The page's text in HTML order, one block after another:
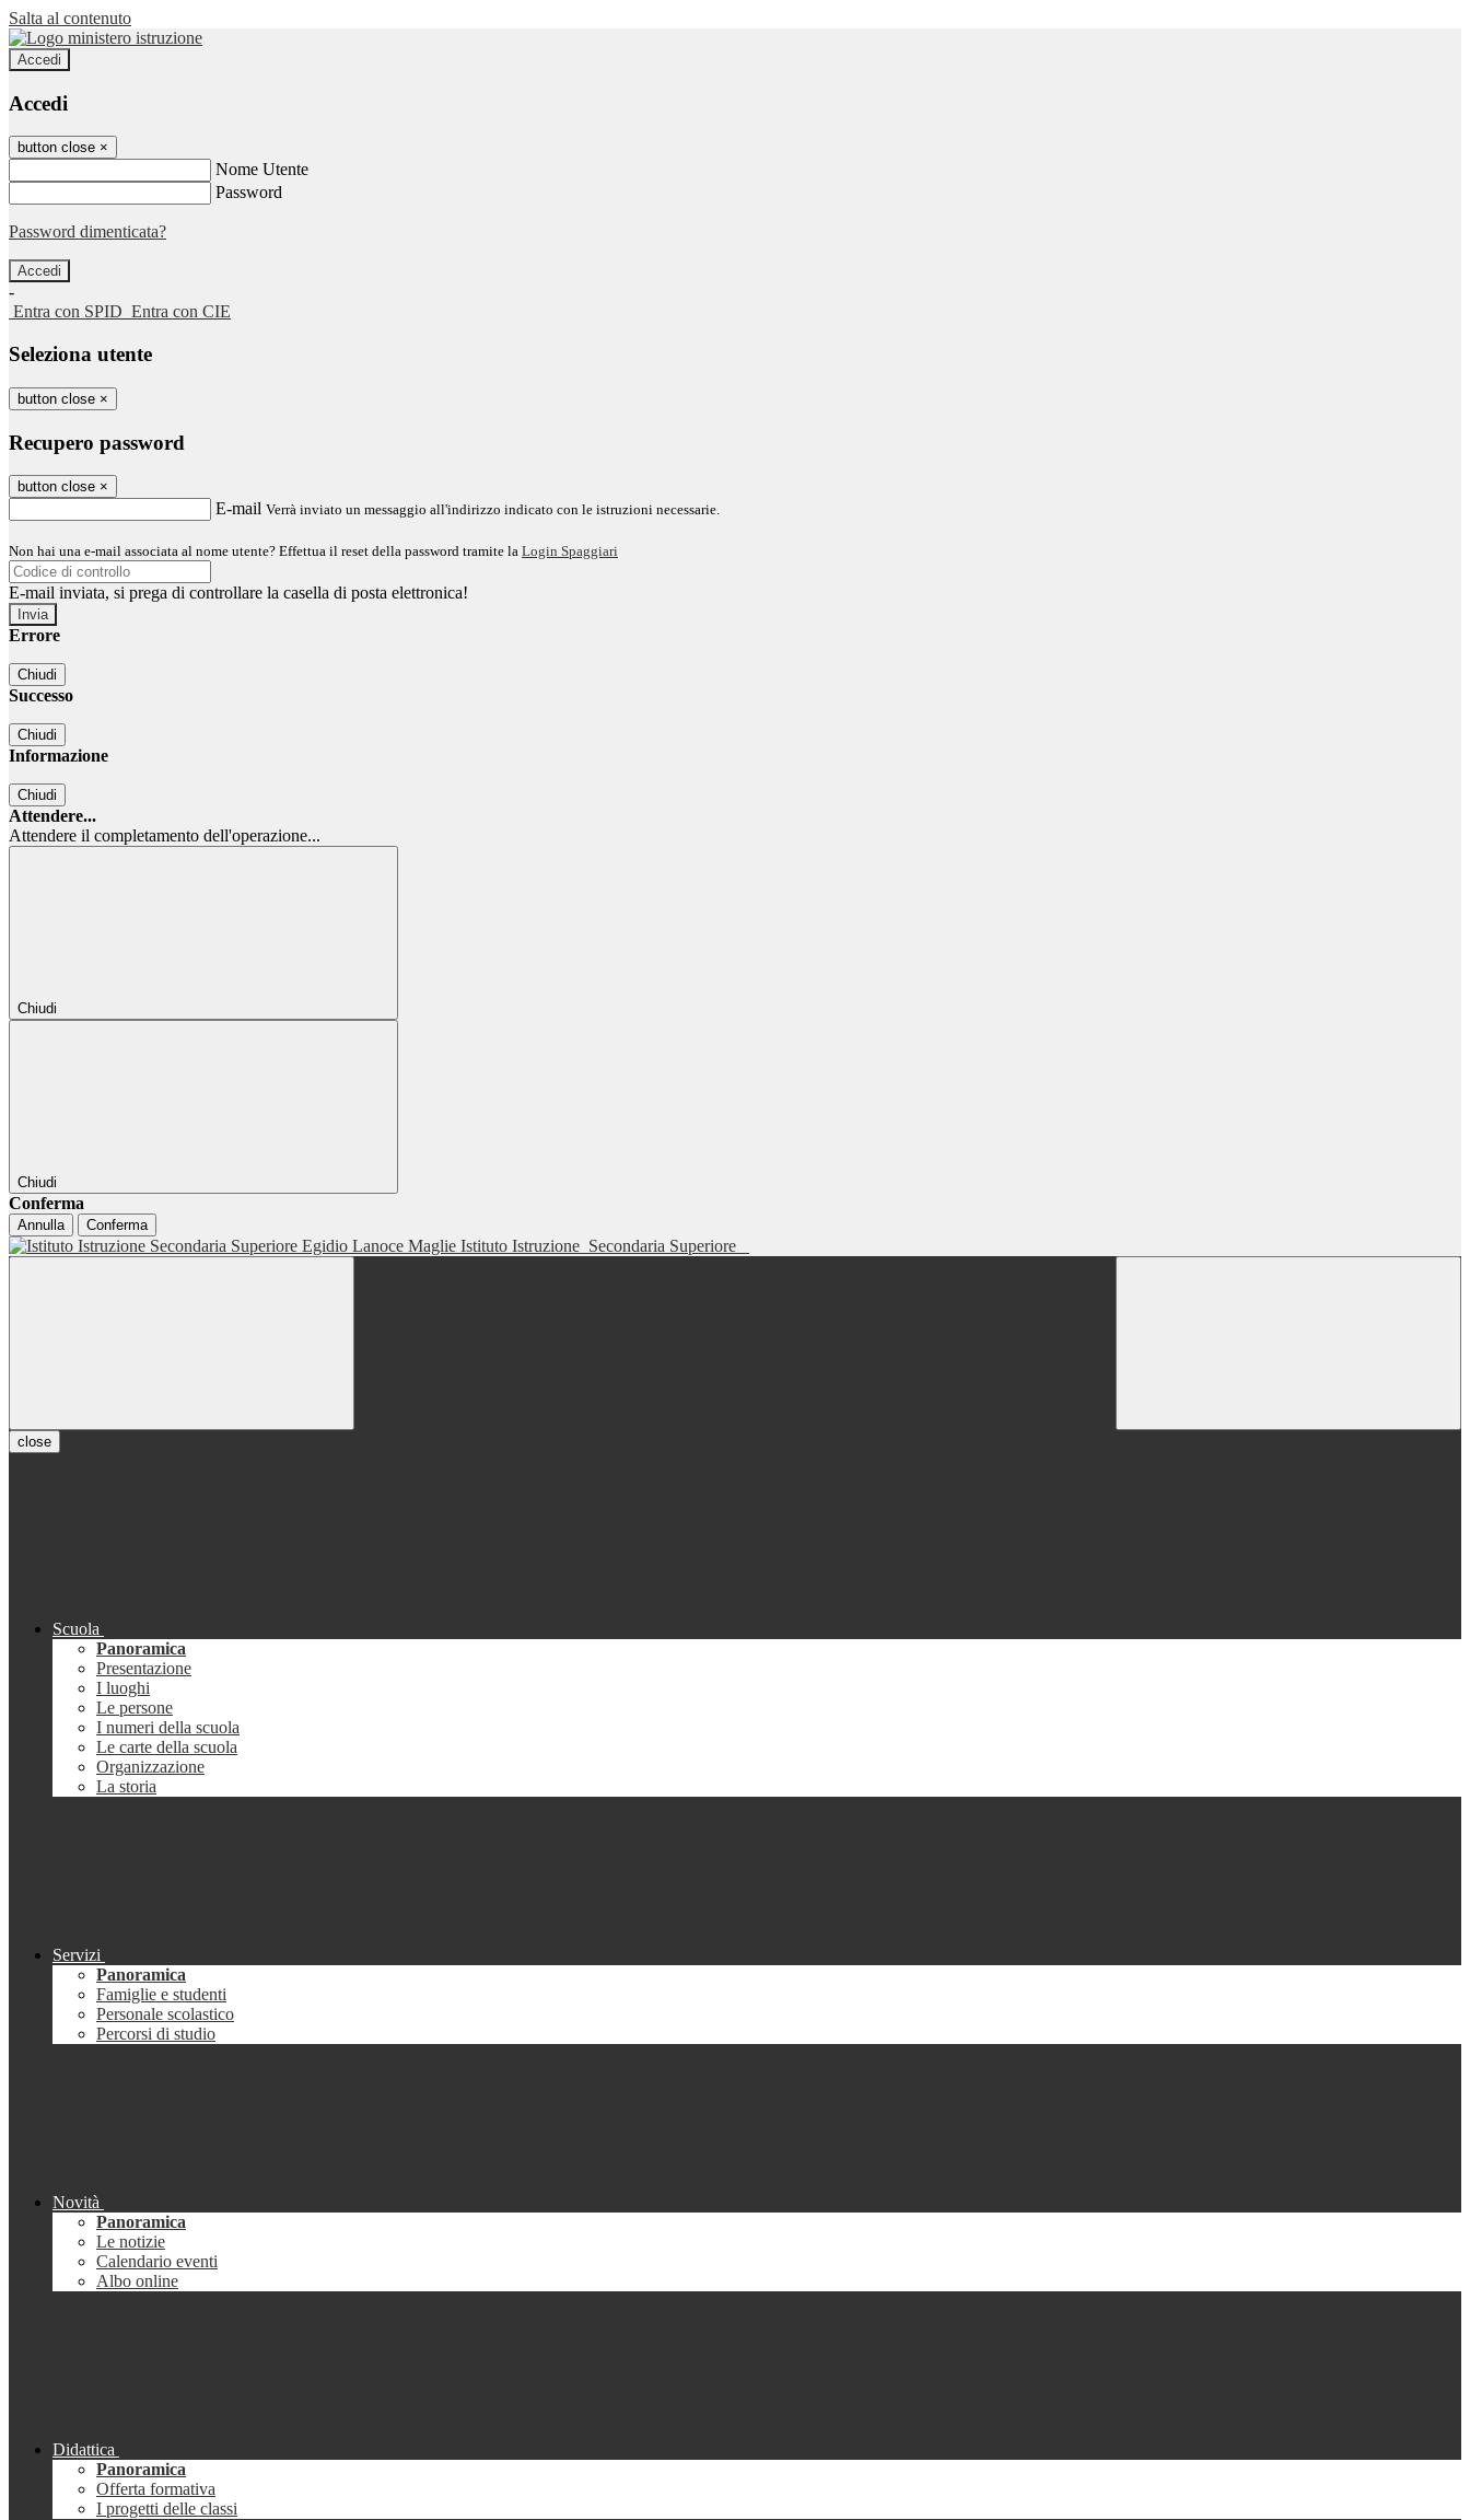
Salta al contenuto
Accedi
Accedi
button close ×
Nome Utente
Password
Password dimenticata?
-
Entra con SPID Entra con CIE
Seleziona utente
button close ×
Recupero password
button close ×
E-mail Verrà inviato un messaggio all'indirizzo indicato con le istruzioni necessarie.
Non hai una e-mail associata al nome utente? Effettua il reset della password tramite la Login Spaggiari
E-mail inviata, si prega di controllare la casella di posta elettronica!
Errore
Chiudi
Successo
Chiudi
Informazione
Chiudi
Attendere...
Attendere il completamento dell'operazione...
Chiudi
Chiudi
Conferma
Annulla Conferma
Istituto Istruzione Secondaria Superiore
close
Scuola
Panoramica
Presentazione
I luoghi
Le persone
I numeri della scuola
Le carte della scuola
Organizzazione
La storia
Servizi
Panoramica
Famiglie e studenti
Personale scolastico
Percorsi di studio
Novità
Panoramica
Le notizie
Calendario eventi
Albo online
Didattica
Panoramica
Offerta formativa
I progetti delle classi